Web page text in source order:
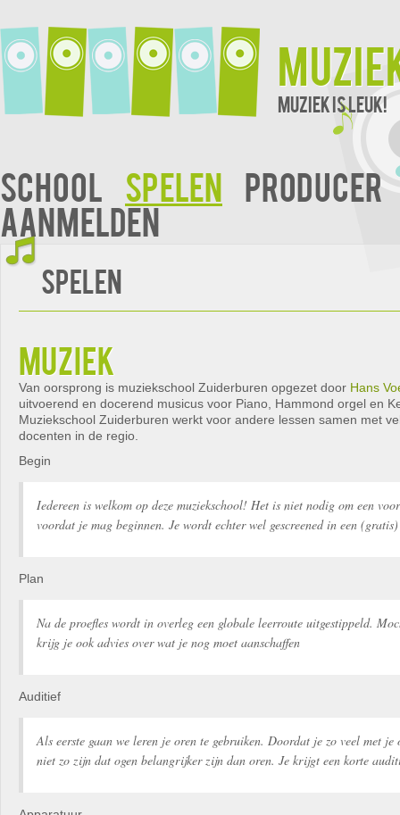
Muziek is leuk!
School Spelen Producer
Aanmelden
Spelen
muziek
Van oorsprong is muziekschool Zuiderburen opgezet door Hans
uitvoerend en docerend musicus voor Piano, Hammond orgel en
Muziekschool Zuiderburen werkt voor andere lessen samen met
docenten in de regio.
Begin
Iedereen is welkom op deze muziekschool! Het is niet nodig om een
voordat je mag beginnen. Je wordt echter wel gescreened in een
Plan
Na de proefles wordt in overleg een globale leerroute uitgestippeld.
krijg je ook advies over wat je nog moet aanschaffen
Auditief
Als eerste gaan we leren je oren te gebruiken. Doordat je zo veel met je
niet zo zijn dat ogen belangrijker zijn dan oren. Je krijgt een korte